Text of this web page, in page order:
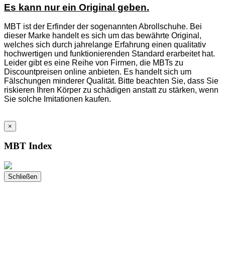
Es kann nur ein Original geben.
MBT ist der Erfinder der sogenannten Abrollschuhe. Bei
dieser Marke handelt es sich um das bewährte Original,
welches sich durch jahrelange Erfahrung einen qualitativ
hochwertigen und funktionierenden Standard erarbeitet hat.
Leider gibt es eine Reihe von Firmen, die MBTs zu
Discountpreisen online anbieten. Es handelt sich um
Fälschungen minderer Qualität. Bitte beachten Sie, dass Sie
riskieren Ihren Körper zu schädigen anstatt zu stärken, wenn
Sie solche Imitationen kaufen.
×
MBT Index
Schließen